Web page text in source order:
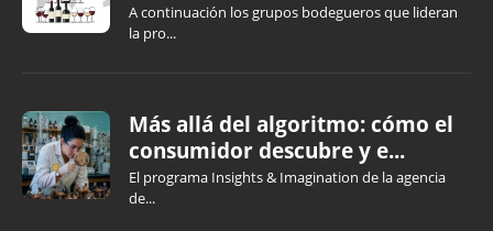
A continuación los grupos bodegueros que lideran
la pro...
Más allá del algoritmo: cómo el
consumidor descubre y e...
El programa Insights & Imagination de la agencia
de...